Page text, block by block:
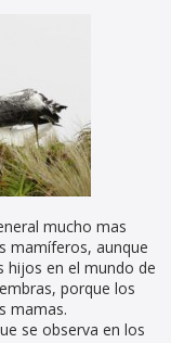
mucho mas
mamíferos, aunque
hijos en el mundo de
porque los
mamas.
se observa en los